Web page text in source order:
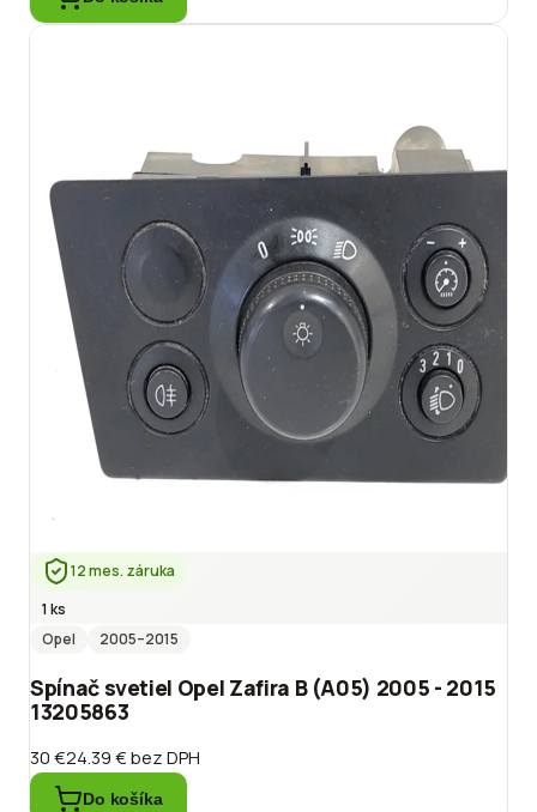
12 mes. záruka
1 ks
Opel
2005–2015
Spínač svetiel Opel Zafira B (A05) 2005 - 2015
13205863
30 €24.39 €bez DPH
Do košíka